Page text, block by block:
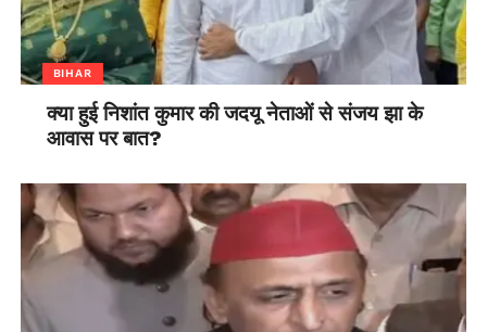
BIHAR
क्या हुई निशांत कुमार की जदयू नेताओं से संजय झा के
आवास पर बात?